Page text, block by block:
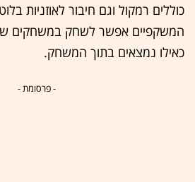
כוללים רמקול וגם חיבור לאוזניות
המשקפיים אפשר לשחק במשחקים
כאילו נמצאים בתוך המשחק.
- פרסומת -